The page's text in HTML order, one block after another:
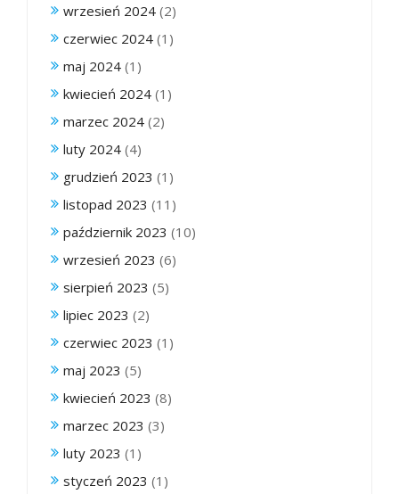
wrzesień 2024 (2)
czerwiec 2024 (1)
maj 2024 (1)
kwiecień 2024 (1)
marzec 2024 (2)
luty 2024 (4)
grudzień 2023 (1)
listopad 2023 (11)
październik 2023 (10)
wrzesień 2023 (6)
sierpień 2023 (5)
lipiec 2023 (2)
czerwiec 2023 (1)
maj 2023 (5)
kwiecień 2023 (8)
marzec 2023 (3)
luty 2023 (1)
styczeń 2023 (1)